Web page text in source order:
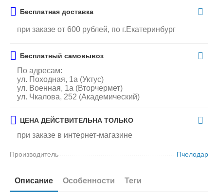
Бесплатная доставка
при заказе от 600 рублей, по г.Екатеринбург
Бесплатный самовывоз
По адресам:
ул. Походная, 1а (Уктус)
ул. Военная, 1а (Вторчермет)
ул. Чкалова, 252 (Академический)
ЦЕНА ДЕЙСТВИТЕЛЬНА ТОЛЬКО
при заказе в интернет-магазине
Производитель Пчелодар
Описание Особенности Теги